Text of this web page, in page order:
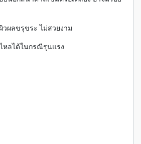
ผลขรุขระ ไม่สวยงาม
หลได้ในกรณีรุนแรง